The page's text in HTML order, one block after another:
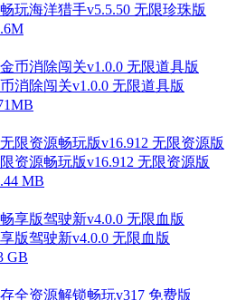
玩海洋猎手v5.5.50 无限珍珠版
消除闯关v1.0.0 无限道具版
资源畅玩版v16.912 无限资源版
MB
版驾驶新v4.0.0 无限血版
GB